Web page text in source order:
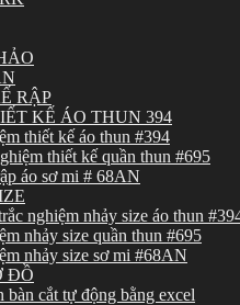
RẬP
KẾ ÁO THUN 394
thiết kế áo thun #394
thiết kế quần thun #695
áo sơ mi # 68AN
nghiệm nhảy size áo thun
nhảy size quần thun #695
nhảy size sơ mi #68AN
ĐỒ
bàn cắt tự động bằng excel